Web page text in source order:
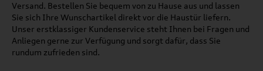
Versand. Bestellen Sie bequem von zu Hause aus und lassen
Sie sich Ihre Wunschartikel direkt vor die Haustür liefern.
Unser erstklassiger Kundenservice steht Ihnen bei Fragen und
Anliegen gerne zur Verfügung und sorgt dafür, dass Sie
rundum zufrieden sind.